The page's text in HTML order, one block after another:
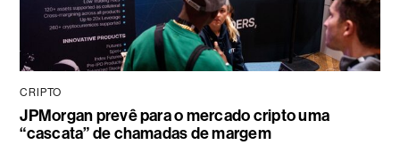
CRIPTO
JPMorgan prevê para o mercado cripto uma
“cascata” de chamadas de margem